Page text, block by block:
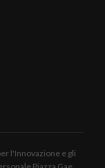
l'Innovazione e gli